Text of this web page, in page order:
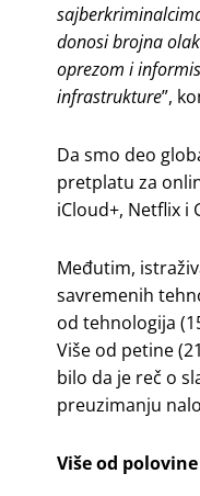
donosi brojna
oprezom i
infrastrukture”,
Da smo deo
pretplatu za
iCloud+, Netflix i
Međutim,
savremenih
od tehnologija
Više od petine
bilo da je reč o
preuzimanju
Više od